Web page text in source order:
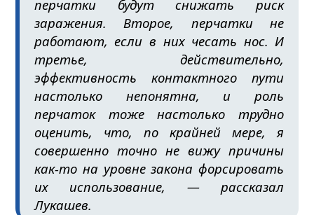
перчатки будут снижать риск
заражения. Второе, перчатки не
работают, если в них чесать нос. И
третье, действительно,
эффективность контактного пути
настолько непонятна, и роль
перчаток тоже настолько трудно
оценить, что, по крайней мере, я
совершенно точно не вижу причины
как-то на уровне закона форсировать
их использование, — рассказал
Лукашев.